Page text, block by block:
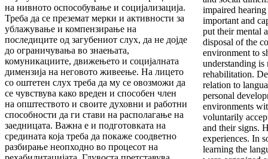
impaired
important and
put their mental
disposal of the
environment to
understanding is
rehabilitation.
relation to
personal
environments
voluntarily
and their signs.
experiences. In
learning the
на нивното оспособување и социјализација.
Треба да се преземат мерки и активности за
ублажување и компензирање на
последиците од загубениот слух, да не дојде
до ограничувања во знаењата,
комуникациите, движењето и социјалната
димензија на неговото живеење. На лицето
со оштетен слух треба да му се овозможи да
се чувствува како вреден и способен член
на општеството и своите духовни и работни
способности да ги стави на располагање на
заедницата. Важна е и подготовката на
средината која треба да покаже соодветно
разбирање неопходно во процесот на